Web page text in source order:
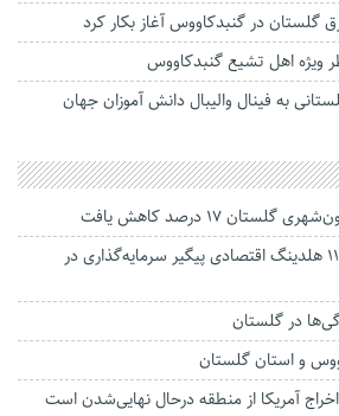
در گنبدکاووس آغاز بکار کرد
ویژه اهل تشیع گنبدکاووس
۱۷ درصد کاهش یافت
استاندار: بابک زنجانی با ۱۱ هلدینگ اقتصادی پیگیر سرمایه‌گذاری در
و استان گلستان
آمریکا از منطقه درحال نهایی‌شدن است